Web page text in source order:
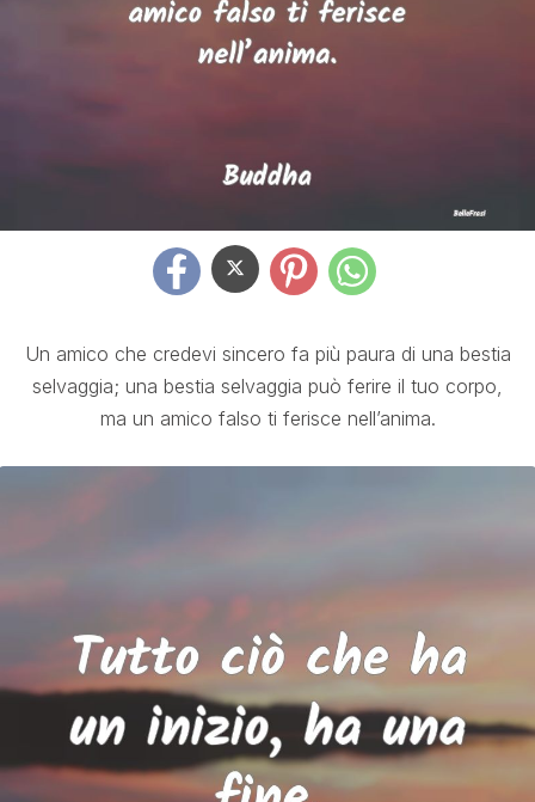
Un amico che credevi sincero fa più paura di una bestia
selvaggia; una bestia selvaggia può ferire il tuo corpo,
ma un amico falso ti ferisce nell’anima.